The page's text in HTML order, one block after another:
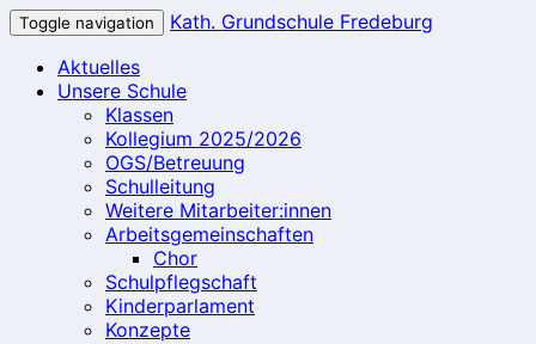
Toggle navigation
Kath. Grundschule Fredeburg
Aktuelles
Unsere Schule
Klassen
Kollegium 2025/2026
OGS/Betreuung
Schulleitung
Weitere Mitarbeiter:innen
Arbeitsgemeinschaften
Chor
Schulpflegschaft
Kinderparlament
Konzepte